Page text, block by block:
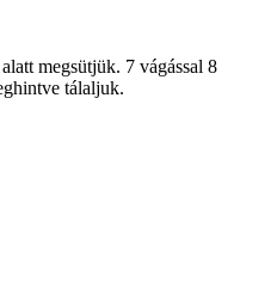
megsütjük. 7 vágással 8
tálaljuk.